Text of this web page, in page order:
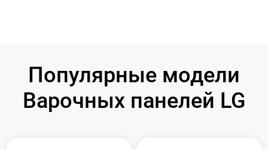
Популярные модели
Варочных панелей LG